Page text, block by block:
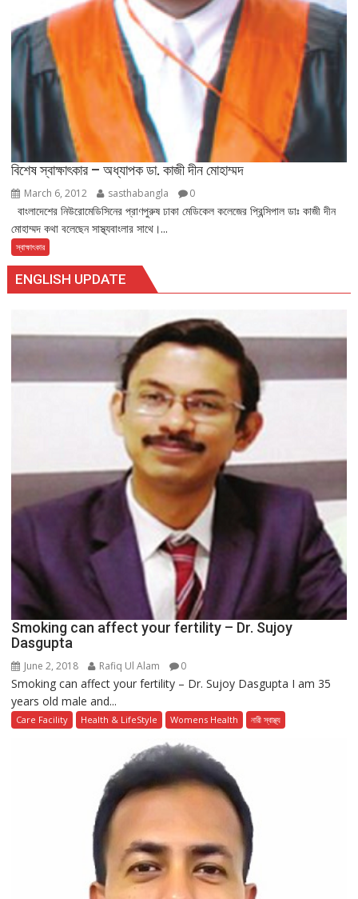
বিশেষ স্বাক্ষাৎকার – অধ্যাপক ডা. কাজী দীন মোহাম্মদ
March 6, 2012 sasthabangla 0
বাংলাদেশের নিউরোমেডিসিনের প্রাণপুরুষ ঢাকা মেডিকেল কলেজের প্রিন্সিপাল ডাঃ কাজী দীন
মোহাম্মদ কথা বলেছেন সাস্থ্যবাংলার সাথে।...
স্বাক্ষাৎকার
ENGLISH UPDATE
Smoking can affect your fertility – Dr. Sujoy
Dasgupta
June 2, 2018 Rafiq Ul Alam 0
Smoking can affect your fertility – Dr. Sujoy Dasgupta I am 35
years old male and...
Care Facility Health & LifeStyle Womens Health নারী স্বাস্থ্য